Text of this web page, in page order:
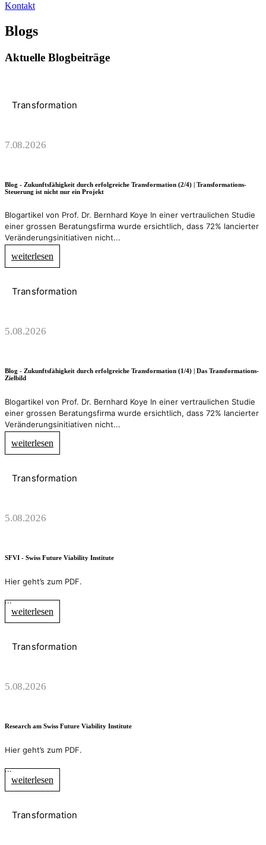
Kontakt
Blogs
Aktuelle Blogbeiträge
Transformation
7.08.2026
Blog - Zukunftsfähigkeit durch erfolgreiche Transformation (2/4) | Transformations-
Steuerung ist nicht nur ein Projekt
Blogartikel von Prof. Dr. Bernhard Koye In einer vertraulichen Studie
einer grossen Beratungsfirma wurde ersichtlich, dass 72% lancierter
Veränderungsinitiativen nicht...
weiterlesen
Transformation
5.08.2026
Blog - Zukunftsfähigkeit durch erfolgreiche Transformation (1/4) | Das Transformations-
Zielbild
Blogartikel von Prof. Dr. Bernhard Koye In einer vertraulichen Studie
einer grossen Beratungsfirma wurde ersichtlich, dass 72% lancierter
Veränderungsinitiativen nicht...
weiterlesen
Transformation
5.08.2026
SFVI - Swiss Future Viability Institute
Hier geht’s zum PDF.
...
weiterlesen
Transformation
5.08.2026
Research am Swiss Future Viability Institute
Hier geht’s zum PDF.
...
weiterlesen
Transformation